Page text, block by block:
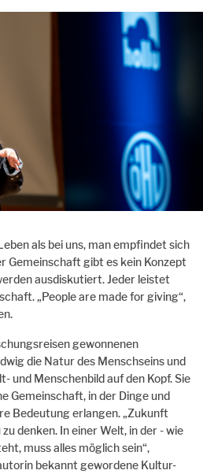
als bei uns, man empfindet sich
Gemeinschaft gibt es kein Konzept
ausdiskutiert. Jeder leistet
„People are made for giving“,
gewonnenen
die Natur des Menschseins und
und Menschenbild auf den Kopf. Sie
Gemeinschaft, in der Dinge und
Bedeutung erlangen. „Zukunft
denken. In einer Welt, in der - wie
muss alles möglich sein“,
bekannt gewordene Kultur-